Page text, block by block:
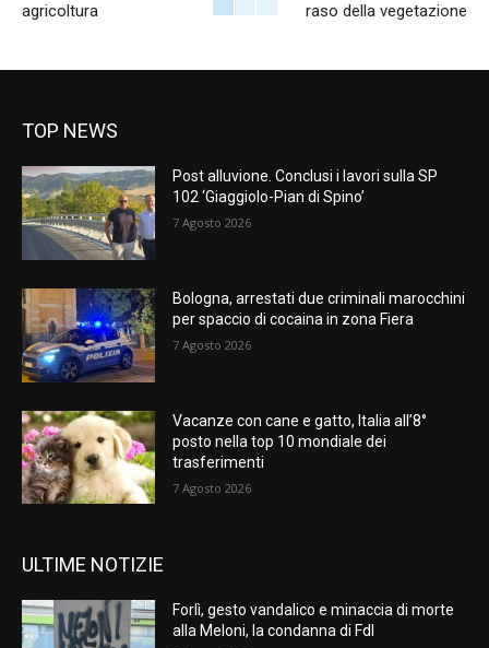
agricoltura
raso della vegetazione
TOP NEWS
Post alluvione. Conclusi i lavori sulla SP
102 ‘Giaggiolo-Pian di Spino’
7 Agosto 2026
Bologna, arrestati due criminali marocchini
per spaccio di cocaina in zona Fiera
7 Agosto 2026
Vacanze con cane e gatto, Italia all’8°
posto nella top 10 mondiale dei
trasferimenti
7 Agosto 2026
ULTIME NOTIZIE
Forlì, gesto vandalico e minaccia di morte
alla Meloni, la condanna di FdI